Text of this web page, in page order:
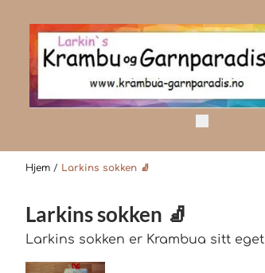
Hjem / Larkins sokken 🧦
Larkins sokken 🧦
Larkins sokken er Krambua sitt